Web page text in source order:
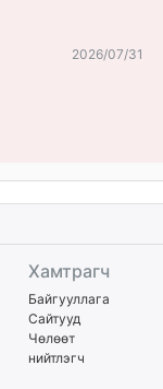
2026/07/31
Хамтрагч
Байгууллага
Сайтууд
Чөлөөт
нийтлэгч